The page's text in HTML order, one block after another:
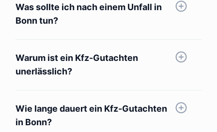
Was sollte ich nach einem Unfall in
Bonn tun?
Warum ist ein Kfz-Gutachten
unerlässlich?
Wie lange dauert ein Kfz-Gutachten
in Bonn?